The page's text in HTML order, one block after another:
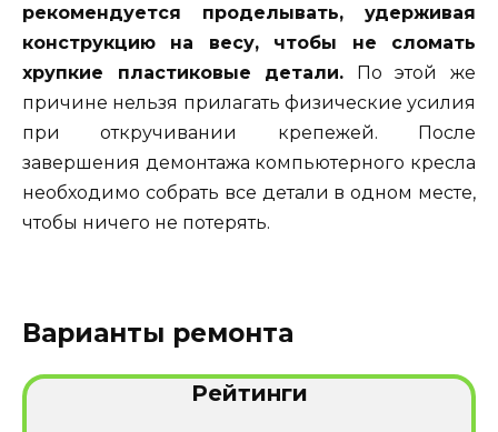
рекомендуется проделывать, удерживая
конструкцию на весу, чтобы не сломать
хрупкие пластиковые детали. По этой же
причине нельзя прилагать физические усилия
при откручивании крепежей. После
завершения демонтажа компьютерного кресла
необходимо собрать все детали в одном месте,
чтобы ничего не потерять.
Варианты ремонта
Рейтинги